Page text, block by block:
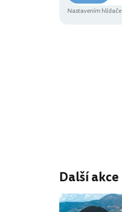
Nastavením hlídače
Další akce